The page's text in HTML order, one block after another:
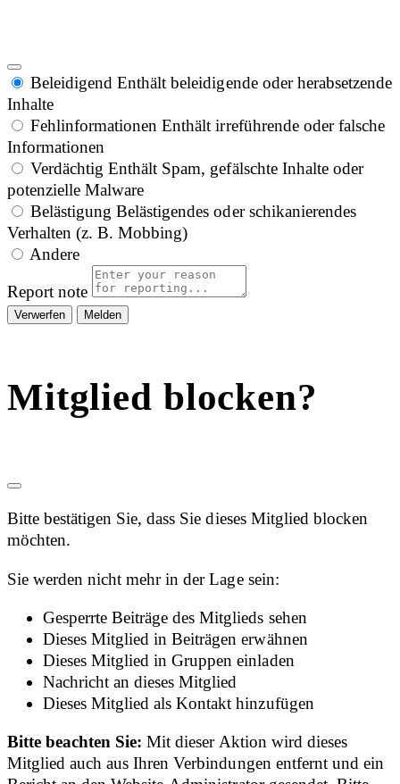
Beleidigend Enthält beleidigende oder herabsetzende
Inhalte
Fehlinformationen Enthält irreführende oder falsche
Informationen
Verdächtig Enthält Spam, gefälschte Inhalte oder
potenzielle Malware
Belästigung Belästigendes oder schikanierendes
Verhalten (z. B. Mobbing)
Andere
Report note
Melden
Mitglied blocken?
Bitte bestätigen Sie, dass Sie dieses Mitglied blocken
möchten.
Sie werden nicht mehr in der Lage sein:
Gesperrte Beiträge des Mitglieds sehen
Dieses Mitglied in Beiträgen erwähnen
Dieses Mitglied in Gruppen einladen
Nachricht an dieses Mitglied
Dieses Mitglied als Kontakt hinzufügen
Bitte beachten Sie:Mit dieser Aktion wird dieses
Mitglied auch aus Ihren Verbindungen entfernt und ein